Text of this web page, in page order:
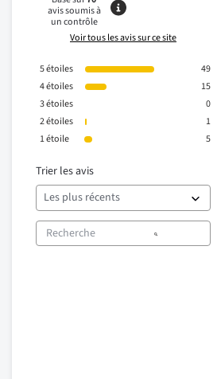
avis soumis à
un contrôle
Voir tous les avis sur ce site
5étoiles
49
4étoiles
15
3étoiles
0
2étoiles
1
1étoile 5
Trier les avis